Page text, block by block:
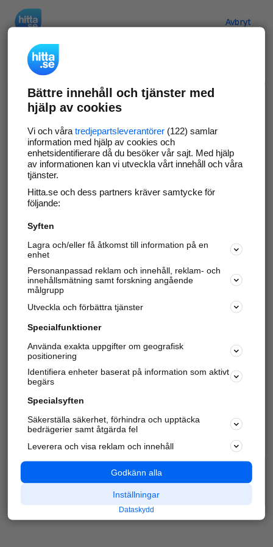
Avbryt
Verifiera ditt företag
Gör som 69 554företag
företagssida på hitta.se och syns bättre mot
kunder i ditt närområde. Helt kostnadsfritt.
Uppdatera din företagsinformation
Svara på och hantera dina omdömen
Har du redan verifierat ditt företag? Logga in
Varje vecka besöker du och4 miljoner
andra
härliga användare oss för att hitta rätt lokal
information om företag, privatpersoner och
platser.
Bättre innehåll och tjänster med
hjälp av cookies
Vi och våra tredjepartsleverantörer(122) samlar
information med hjälp av cookies och
enhetsidentifierare då du besöker vår sajt. Med hjälp
av informationen kan vi utveckla vårt innehåll och våra
tjänster.
Hitta.se och dess partners kräver samtycke för
följande:
Syften
Lagra och/eller få åtkomst till information på en
enhet
Personanpassad reklam och innehåll, reklam- och
innehållsmätning samt forskning angående
målgrupp
Utveckla och förbättra tjänster
Specialfunktioner
Använda exakta uppgifter om geografisk
positionering
Identifiera enheter baserat på information som aktivt
begärs
Specialsyften
Säkerställa säkerhet, förhindra och upptäcka
bedrägerier samt åtgärda fel
Leverera och visa reklam och innehåll
Godkänn alla
Inställningar
Dataskydd